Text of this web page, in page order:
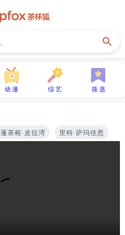
动 漫 综 艺 筛 选
蓬茶榕·皮拉湾 里特·萨玛佳恩